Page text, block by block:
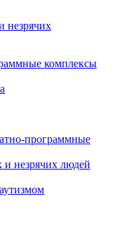
незрячих
комплексы
программные
незрячих людей